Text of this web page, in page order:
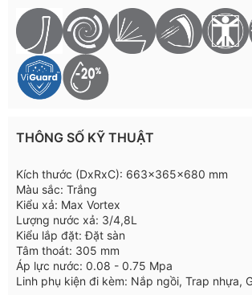
THÔNG SỐ KỸ THUẬT
Kích thước (DxRxC): 663x365x680 mm
Màu sắc: Trắng
Kiểu xả: Max Vortex
Lượng nước xả: 3/4,8L
Kiểu lắp đặt: Đặt sàn
Tâm thoát: 305 mm
Áp lực nước: 0.08 - 0.75 Mpa
Linh phụ kiện đi kèm: Nắp ngồi, Trap nhựa,